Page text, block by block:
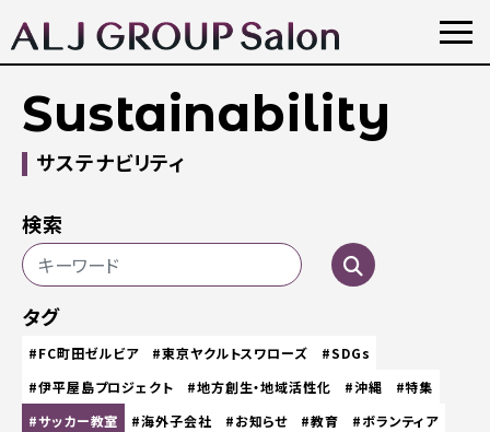
Sustainability
サステナビリティ
検索
タグ
#FC町田ゼルビア #東京ヤクルトスワローズ
#SDGs
#伊平屋島プロジェクト
#地方創生・地域活性化 #沖縄
#特集
#サッカー教室
#海外子会社 #お知らせ #教育
#ボランティア